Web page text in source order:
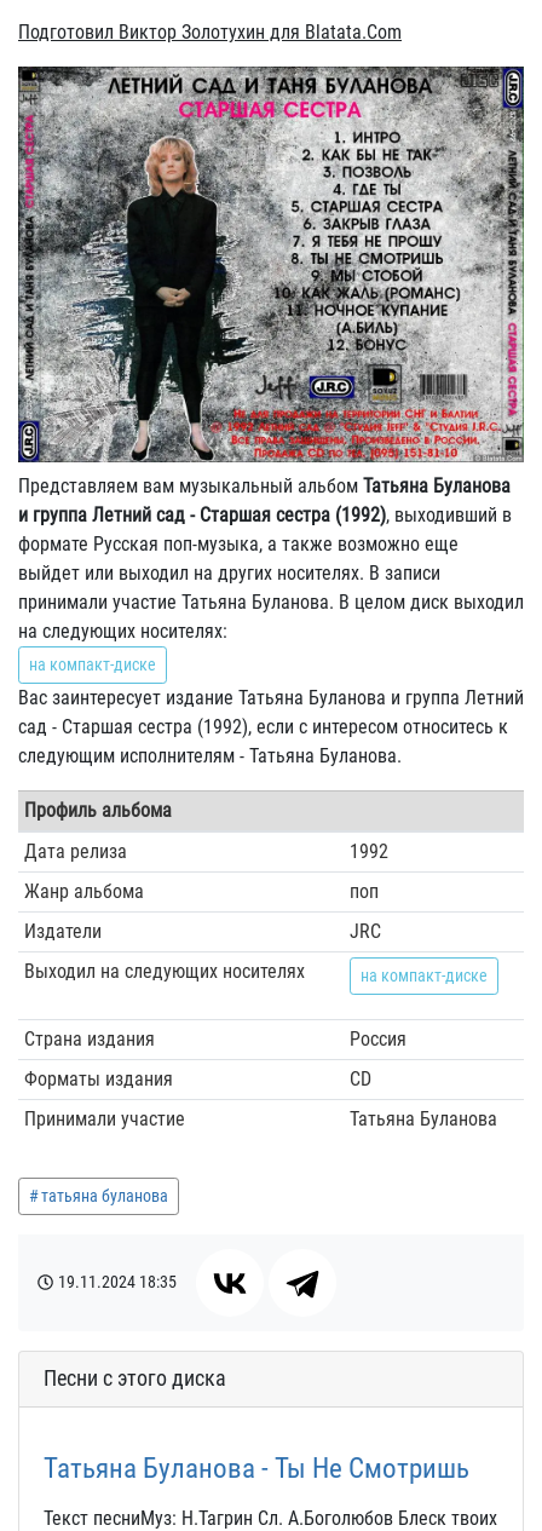
Подготовил Виктор Золотухин для Blatata.Com
Представляем вам музыкальный альбом Татьяна Буланова
и группа Летний сад - Старшая сестра (1992), выходивший в
формате Русская поп-музыка, а также возможно еще
выйдет или выходил на других носителях. В записи
принимали участие Татьяна Буланова. В целом диск выходил
на следующих носителях:
на компакт-диске
Вас заинтересует издание Татьяна Буланова и группа Летний
сад - Старшая сестра (1992), если с интересом относитесь к
следующим исполнителям - Татьяна Буланова.
Профиль альбома
Дата релиза
1992
Жанр альбома
поп
Издатели
JRC
Выходил на следующих носителях
на компакт-диске
Страна издания
Россия
Форматы издания
CD
Принимали участие
Татьяна Буланова
татьяна буланова
19.11.2024 18:35
Песни с этого диска
Татьяна Буланова - Ты Не Смотришь
Текст песниМуз: Н.Тагрин Сл. А.Боголюбов Блеск твоих